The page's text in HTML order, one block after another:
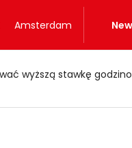
Amsterdam
wyższą stawkę